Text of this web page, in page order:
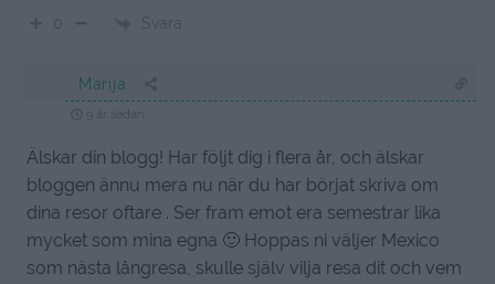
0 Svara
Marija
Älskar din blogg! Har följt dig i flera år, och älskar
bloggen ännu mera nu när du har börjat skriva om
dina resor oftare . Ser fram emot era semestrar lika
mycket som mina egna 🙂 Hoppas ni väljer Mexico
som nästa långresa, skulle själv vilja resa dit och vem